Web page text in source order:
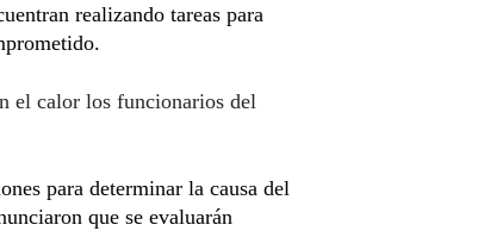
realizando tareas para
el calor los funcionarios del
para determinar la causa del
que se evaluarán